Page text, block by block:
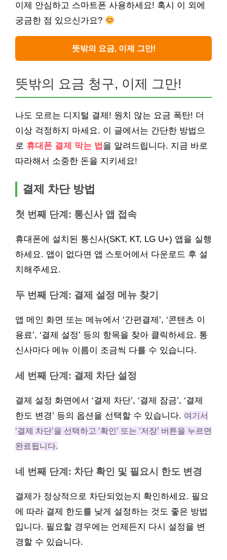
이제 안심하고 스마트폰 사용하세요! 혹시 이 외에
궁금한 점 있으신가요?
뜻밖의 요금, 이제 그만!
뜻밖의 요금 청구, 이제 그만!
나도 모르는 디지털 결제! 원치 않는 요금 폭탄! 더
이상 걱정하지 마세요. 이 글에서는 간단한 방법으
로 휴대폰 결제 막는 법 을 알려드립니다. 지금 바로
따라해서 소중한 돈을 지키세요!
결제 차단 방법
첫 번째 단계: 통신사 앱 접속
휴대폰에 설치된 통신사(SKT, KT, LG U+) 앱을 실행
하세요. 앱이 없다면 앱 스토어에서 다운로드 후 설
치해주세요.
두 번째 단계: 결제 설정 메뉴 찾기
앱 메인 화면 또는 메뉴에서 ‘간편결제’, ‘콘텐츠 이
용료’, ‘결제 설정’ 등의 항목을 찾아 클릭하세요. 통
신사마다 메뉴 이름이 조금씩 다를 수 있습니다.
세 번째 단계: 결제 차단 설정
결제 설정 화면에서 ‘결제 차단’, ‘결제 잠금’, ‘결제
한도 변경’ 등의 옵션을 선택할 수 있습니다. 여기서
‘결제 차단’을 선택하고 ‘확인’ 또는 ‘저장’ 버튼을 누르면
완료됩니다.
네 번째 단계: 차단 확인 및 필요시 한도 변경
결제가 정상적으로 차단되었는지 확인하세요. 필요
에 따라 결제 한도를 낮게 설정하는 것도 좋은 방법
입니다. 필요할 경우에는 언제든지 다시 설정을 변
경할 수 있습니다.